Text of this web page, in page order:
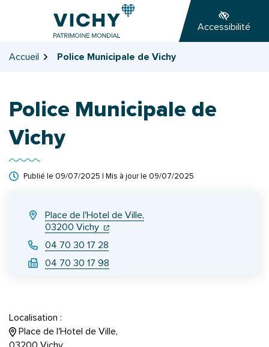
page
Accessibilité
Accueil Police Municipale de Vichy
Police Municipale de
Vichy
Publié le 09/07/2025 | Mis à jour le 09/07/2025
Place de l'Hotel de Ville,
03200 Vichy (ouverture dans un nouvel onglet)
(ouverture dans un nouvel onglet)
04 70 30 17 28
04 70 30 17 98
Localisation :
Place de l'Hotel de Ville,